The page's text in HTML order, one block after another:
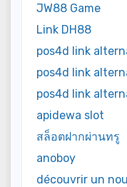
JW88 Game
Link DH88
pos4d link
pos4d link
pos4d link
apidewa slot
สล็อตฝากผ่านทรู
anoboy
découvrir un